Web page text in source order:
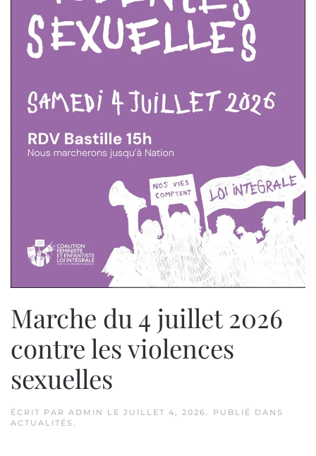
Marche du 4 juillet 2026
contre les violences
sexuelles
ÉCRIT PAR ADMIN LE JUILLET 4, 2026. PUBLIÉ DANS
ACTUALITÉS .